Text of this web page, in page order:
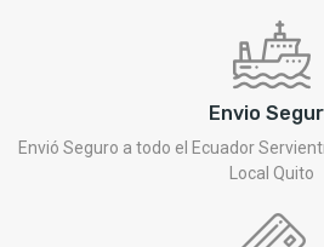
Envio
Envió Seguro a todo el Ecuador
Local Quito